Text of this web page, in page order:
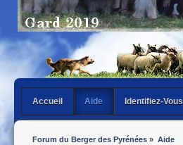
Accueil Aide Identifiez-Vous
Forum du Berger des Pyrénées » Aide